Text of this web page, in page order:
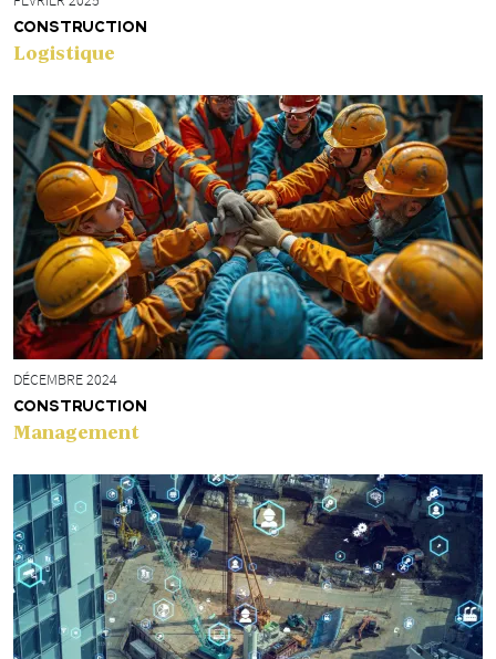
CONSTRUCTION
Logistique
DÉCEMBRE 2024
CONSTRUCTION
Management